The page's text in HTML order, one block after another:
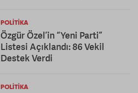
POLITIKA
Özgür Özel’in “Yeni Parti”
Listesi Açıklandı: 86 Vekil
Destek Verdi
POLITIKA